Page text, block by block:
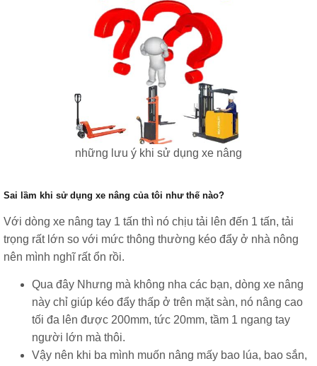
những lưu ý khi sử dụng xe nâng
Sai lầm khi sử dụng xe nâng của tôi như thế nào?
Với dòng xe nâng tay 1 tấn thì nó chịu tải lên đến 1 tấn, tải
trọng rất lớn so với mức thông thường kéo đẩy ở nhà nông
nên mình nghĩ rất ổn rồi.
Qua đây Nhưng mà không nha các bạn, dòng xe nâng
này chỉ giúp kéo đẩy thấp ở trên mặt sàn, nó nâng cao
tối đa lên được 200mm, tức 20mm, tầm 1 ngang tay
người lớn mà thôi.
Vậy nên khi ba mình muốn nâng mấy bao lúa, bao sắn,